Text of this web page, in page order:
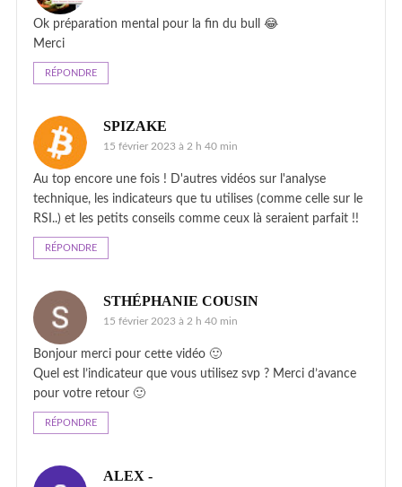
Ok préparation mental pour la fin du bull 😂
Merci
RÉPONDRE
SPIZAKE
15 février 2023 à 2 h 40 min
Au top encore une fois ! D'autres vidéos sur l'analyse
technique, les indicateurs que tu utilises (comme celle sur le
RSI..) et les petits conseils comme ceux là seraient parfait !!
RÉPONDRE
STHÉPHANIE COUSIN
15 février 2023 à 2 h 40 min
Bonjour merci pour cette vidéo 🙂
Quel est l’indicateur que vous utilisez svp ? Merci d’avance
pour votre retour 🙂
RÉPONDRE
ALEX -